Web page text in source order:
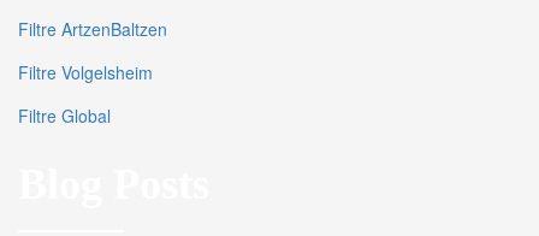
Filtre ArtzenBaltzen
Filtre Volgelsheim
Filtre Global